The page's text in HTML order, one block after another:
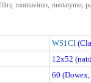
montavimo,
WS1CI
12x52
60 (Dowex,